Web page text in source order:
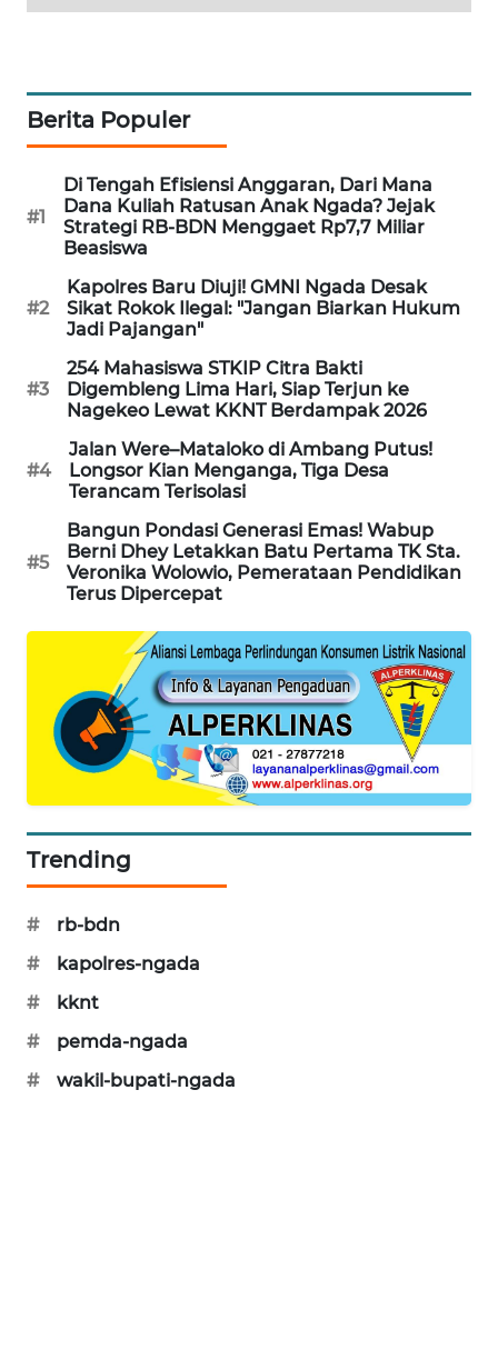
Berita Populer
#1
Di Tengah Efisiensi Anggaran, Dari Mana
Dana Kuliah Ratusan Anak Ngada? Jejak
Strategi RB-BDN Menggaet Rp7,7 Miliar
Beasiswa
#2
Kapolres Baru Diuji! GMNI Ngada Desak
Sikat Rokok Ilegal: "Jangan Biarkan Hukum
Jadi Pajangan"
#3
254 Mahasiswa STKIP Citra Bakti
Digembleng Lima Hari, Siap Terjun ke
Nagekeo Lewat KKNT Berdampak 2026
#4
Jalan Were–Mataloko di Ambang Putus!
Longsor Kian Menganga, Tiga Desa
Terancam Terisolasi
#5
Bangun Pondasi Generasi Emas! Wabup
Berni Dhey Letakkan Batu Pertama TK Sta.
Veronika Wolowio, Pemerataan Pendidikan
Terus Dipercepat
Trending
#
rb-bdn
#
kapolres-ngada
#
kknt
#
pemda-ngada
#
wakil-bupati-ngada
FORWAMKI
ALPERKLINAS
FORJASIDA
NEWS
NEWS
NEWS
NEWS
METRO
METRO
MEDAN
NEWS
METRO
JAKARTA
NEWS
NEWS
KARING
NEWS
JURNAL